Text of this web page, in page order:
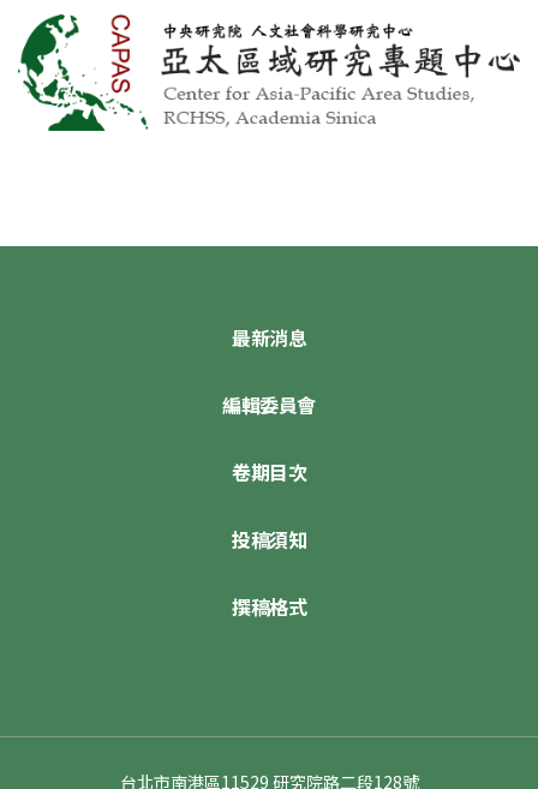
最新消息
編輯委員會
卷期目次
投稿須知
撰稿格式
台北市南港區11529 研究院路二段128號